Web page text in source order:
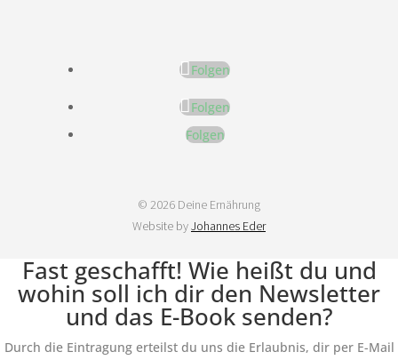
Folgen
Folgen
Folgen
© 2026 Deine Ernährung
Website byJohannes Eder
Fast geschafft! Wie heißt du und
wohin soll ich dir den Newsletter
und das E-Book senden?
Durch die Eintragung erteilst du uns die Erlaubnis, dir per E-Mail